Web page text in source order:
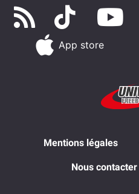
App store
Mentions légales
Nous contacter